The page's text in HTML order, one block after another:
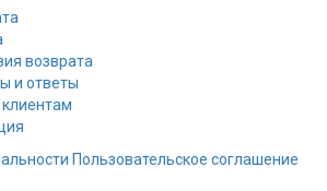
возврата
и ответы
Пользовательское соглашение